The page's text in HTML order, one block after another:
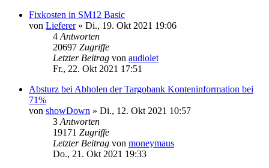
Fixkosten in SM12 Basic
von Lieferer» Di., 19. Okt 2021 19:06
4 Antworten
20697 Zugriffe
Letzter Beitrag von audiolet
Fr., 22. Okt 2021 17:51
Absturz bei Abholen der Targobank Konteninformation bei
71%
von showDown » Di., 12. Okt 2021 10:57
3 Antworten
19171 Zugriffe
Letzter Beitrag von moneymaus
Do., 21. Okt 2021 19:33